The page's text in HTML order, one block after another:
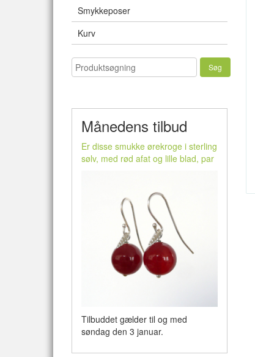
Smykkeposer
Kurv
Månedens tilbud
Er disse smukke ørekroge i sterling
sølv, med rød afat og lille blad, par
Tilbuddet gælder til og med
søndag den 3 januar.